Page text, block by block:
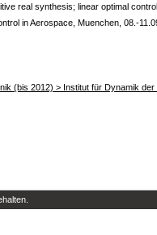
real synthesis; linear optimal
in Aerospace, Muenchen, 08.-
(bis 2012) > Institut für Dynamik